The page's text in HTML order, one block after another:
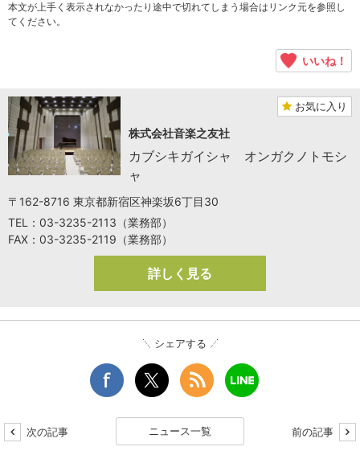
本文が上手く表示されなかったり途中で切れてしまう場合はリンク元を参照し
てください。
いいね！
お気に入り
株式会社音楽之友社
カブシキガイシャ オンガクノトモシ
ャ
〒162-8716 東京都新宿区神楽坂6丁目30
TEL：03-3235-2113（業務部）
FAX：03-3235-2119（業務部）
詳しく見る
シェアする
次の記事 ニュース一覧 前の記事